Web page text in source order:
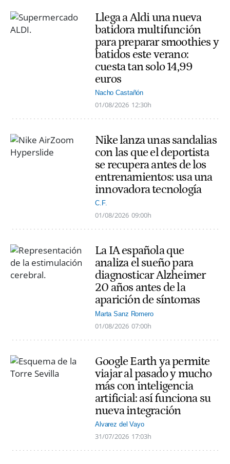
Llega a Aldi una nueva
batidora multifunción
para preparar smoothies y
batidos este verano:
cuesta tan solo 14,99
euros
Nacho Castañón
01/08/2026 12:30h
Nike lanza unas sandalias
con las que el deportista
se recupera antes de los
entrenamientos: usa una
innovadora tecnología
C.F.
01/08/2026 09:00h
La IA española que
analiza el sueño para
diagnosticar Alzheimer
20 años antes de la
aparición de síntomas
Marta Sanz Romero
01/08/2026 07:00h
Google Earth ya permite
viajar al pasado y mucho
más con inteligencia
artificial: así funciona su
nueva integración
Alvarez del Vayo
31/07/2026 17:03h